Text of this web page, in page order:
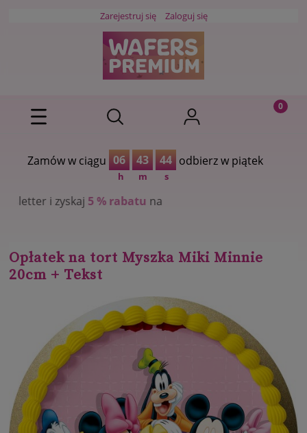
Zarejestruj się Zaloguj się
Zamów w ciągu 06
h
43
m
43
s
odbierz w piątek
% rabatuna
Opłatek na tort Myszka Miki Minnie
20cm + Tekst